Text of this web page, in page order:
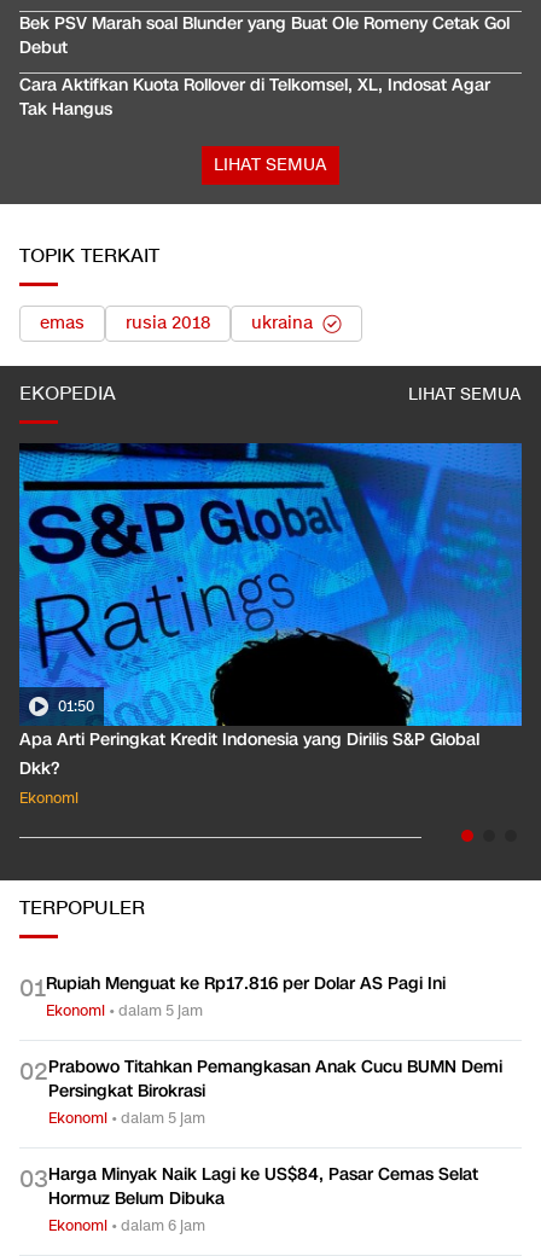
Bek PSV Marah soal Blunder yang Buat Ole Romeny Cetak Gol
Debut
Cara Aktifkan Kuota Rollover di Telkomsel, XL, Indosat Agar
Tak Hangus
LIHAT SEMUA
TOPIK TERKAIT
emas rusia 2018 ukraina
EKOPEDIA LIHAT SEMUA
01:50
Apa Arti Peringkat Kredit Indonesia yang Dirilis S&P Global
Dkk?
Ekonomi
TERPOPULER
01Rupiah Menguat ke Rp17.816 per Dolar AS Pagi Ini
Ekonomi •dalam 5 jam
02Prabowo Titahkan Pemangkasan Anak Cucu BUMN Demi
Persingkat Birokrasi
Ekonomi •dalam 5 jam
03Harga Minyak Naik Lagi ke US$84, Pasar Cemas Selat
Hormuz Belum Dibuka
Ekonomi •dalam 6 jam